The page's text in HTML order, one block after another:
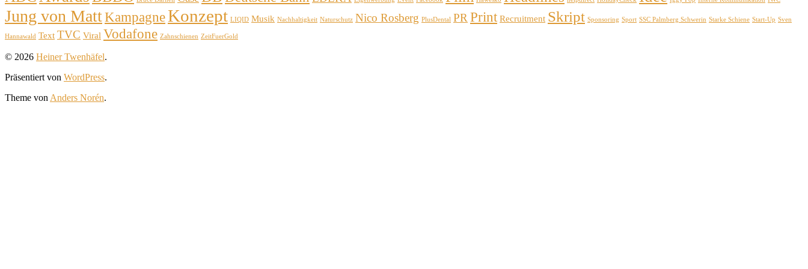
Jung von MattKampagneKonzept LIQID Musik Nachhaltigkeit Naturschutz Nico Rosberg PlusDental PR Print Recruitment Skript Sponsoring Sport SSC Palmberg Schwerin Starke Schiene Start-Up Sven
Hannawald Text TVC Viral Vodafone Zahnschienen ZeitFuerGold
© 2026 Heiner Twenhäfel.
Präsentiert von WordPress.
Theme von Anders Norén.